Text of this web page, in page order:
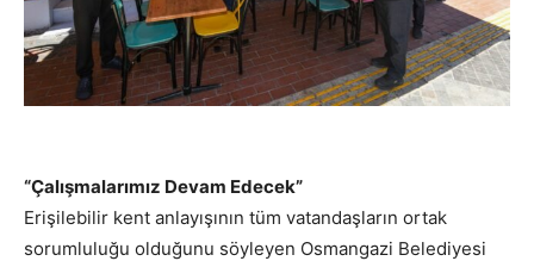
“Çalışmalarımız Devam Edecek”
Erişilebilir kent anlayışının tüm vatandaşların ortak
sorumluluğu olduğunu söyleyen Osmangazi Belediyesi